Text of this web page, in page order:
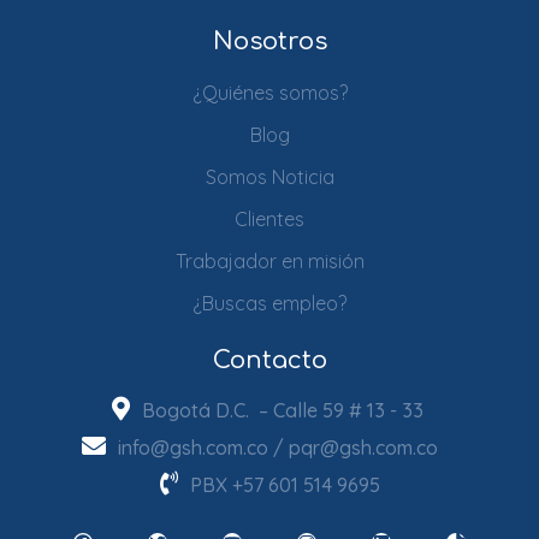
Nosotros
¿Quiénes somos?
Blog
Somos Noticia
Clientes
Trabajador en misión
¿Buscas empleo?
Contacto
Bogotá D.C. – Calle 59 # 13 - 33
info@gsh.com.co / pqr@gsh.com.co
PBX +57 601 514 9695